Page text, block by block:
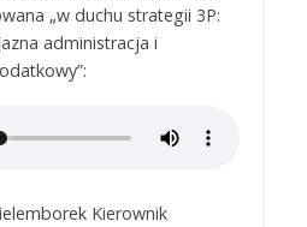
„w duchu strategii 3P:
administracja i
Kierownik